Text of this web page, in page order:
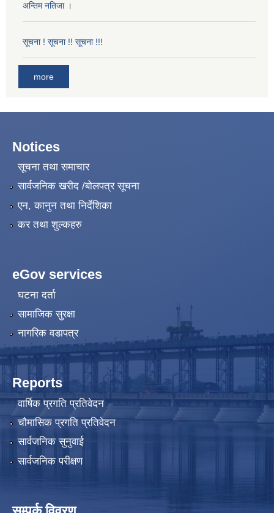
अन्तिम नतिजा ।
सूचना ! सूचना !! सूचना !!!
more
Notices
सूचना तथा समाचार
सार्वजनिक खरीद /बोलपत्र सूचना
एन, कानुन तथा निर्देशिका
कर तथा शुल्कहरु
eGov services
घटना दर्ता
सामाजिक सुरक्षा
नागरिक वडापत्र
Reports
वार्षिक प्रगति प्रतिवेदन
चौमासिक प्रगति प्रतिवेदन
सार्वजनिक सुनुवाई
सार्वजनिक परीक्षण